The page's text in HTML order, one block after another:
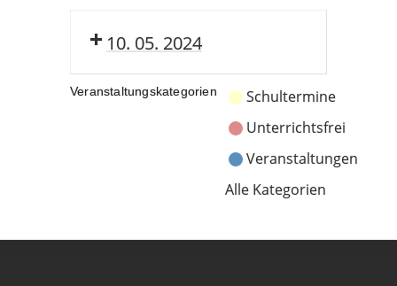
10. 05. 2024
Veranstaltungskategorien
Schultermine
Unterrichtsfrei
Veranstaltungen
Alle Kategorien